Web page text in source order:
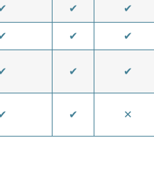
✔ ✔
✔ ✔
✔ ✔
✔ ✕